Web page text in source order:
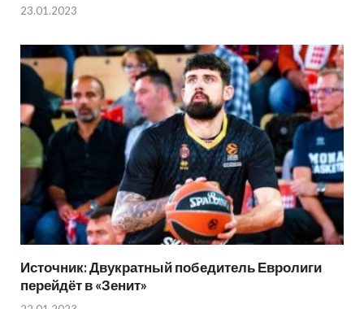
23.01.2023
Источник: Двукратный победитель Евролиги
перейдёт в «Зенит»